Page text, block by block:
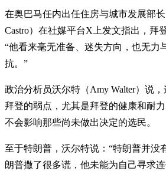
在奥巴马任内出任住房与城市发展部
Castro）在社媒平台X上发文指出，拜
“他看来毫无准备、迷失方向，也无力
抗。”
政治分析员沃尔特（Amy Walter）说
拜登的弱点，尤其是拜登的健康和耐
不会影响那些尚未做出决定的选民。
至于特朗普，沃尔特说：“特朗普并没
朗普撒了很多谎，他未能为自己寻求